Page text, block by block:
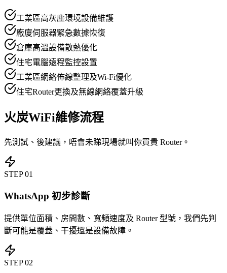
工業區高灰塵環境設備維護
廠廈伺服器緊急數據恢復
倉庫高溫設備散熱優化
住宅電腦遠程監控設置
工業區網絡佈線整理及Wi-Fi優化
住宅Router更換及無線網絡覆蓋升級
火炭WiFi維修流程
先測試、後建議，唔會未睇現場就叫你買貴 Router。
STEP01
WhatsApp 初步診斷
提供單位面積、房間數、寬頻速度及 Router 型號，我們先判
斷可能是覆蓋、干擾還是設備故障。
STEP02